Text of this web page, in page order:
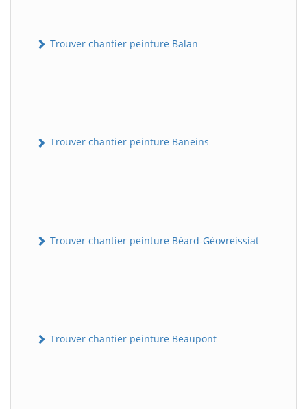
Trouver chantier peinture Balan
Trouver chantier peinture Baneins
Trouver chantier peinture Béard-Géovreissiat
Trouver chantier peinture Beaupont